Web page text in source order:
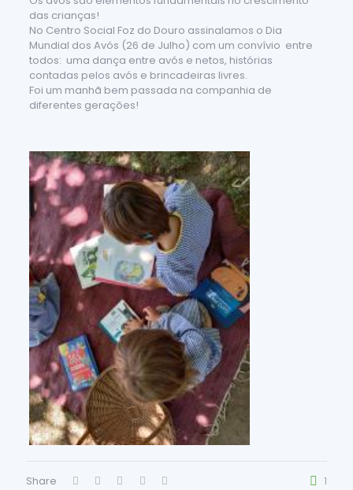
das crianças!
No Centro Social Foz do Douro assinalamos o Dia
Mundial dos Avós (26 de Julho) com um convívio entre
todos: uma dança entre avós e netos, histórias
contadas pelos avós e brincadeiras livres.
Foi um manhã bem passada na companhia de
diferentes gerações!
Share 1